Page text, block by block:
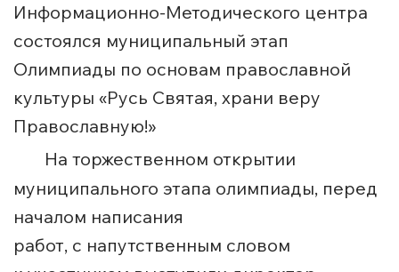
Информационно-Методического центра
состоялся муниципальный этап
Олимпиады по основам православной
культуры «Русь Святая, храни веру
Православную!»
На торжественном открытии
муниципального этапа олимпиады, перед
началом написания
работ, с напутственным словом